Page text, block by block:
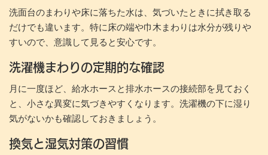
洗面台のまわりや床に落ちた水は、気づいたときに拭き取る
だけでも違います。特に床の端や巾木まわりは水分が残りや
すいので、意識して見ると安心です。
洗濯機まわりの定期的な確認
月に一度ほど、給水ホースと排水ホースの接続部を見ておく
と、小さな異変に気づきやすくなります。洗濯機の下に湿り
気がないかも確認しておきましょう。
換気と湿気対策の習慣